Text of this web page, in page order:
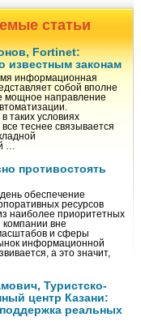
статьи
Fortinet:
известным законам
информационная
собой вполне
мощное направление
таких условиях
теснее связывается
…
противостоять
обеспечение
ресурсов
наиболее приоритетных
вне
и сферы
информационной
а это значит,
Туристско-
центр Казани:
реальных